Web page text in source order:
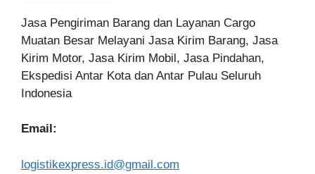
Jasa Pengiriman Barang dan Layanan Cargo
Muatan Besar Melayani Jasa Kirim Barang, Jasa
Kirim Motor, Jasa Kirim Mobil, Jasa Pindahan,
Ekspedisi Antar Kota dan Antar Pulau Seluruh
Indonesia
Email:
logistikexpress.id@gmail.com